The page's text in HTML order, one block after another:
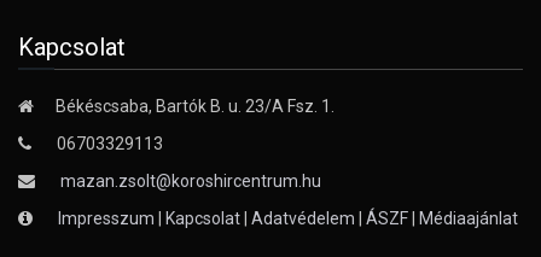
Kapcsolat
Békéscsaba, Bartók B. u. 23/A Fsz. 1.
06703329113
mazan.zsolt@koroshircentrum.hu
Impresszum
Kapcsolat Adatvédelem ÁSZF Médiaajánlat